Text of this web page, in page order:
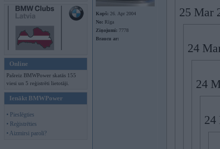
Online
Pašreiz BMWPower skatās 155
viesi un 5 reģistrēti lietotāji.
Ienākt BMWPower
• Pieslēgties
• Reģistrēties
• Aizmirsi paroli?
Kopš: 26. Apr 2004
No: Rīga
Ziņojumi: 7778
Braucu ar:
25 Mar
24
24
24